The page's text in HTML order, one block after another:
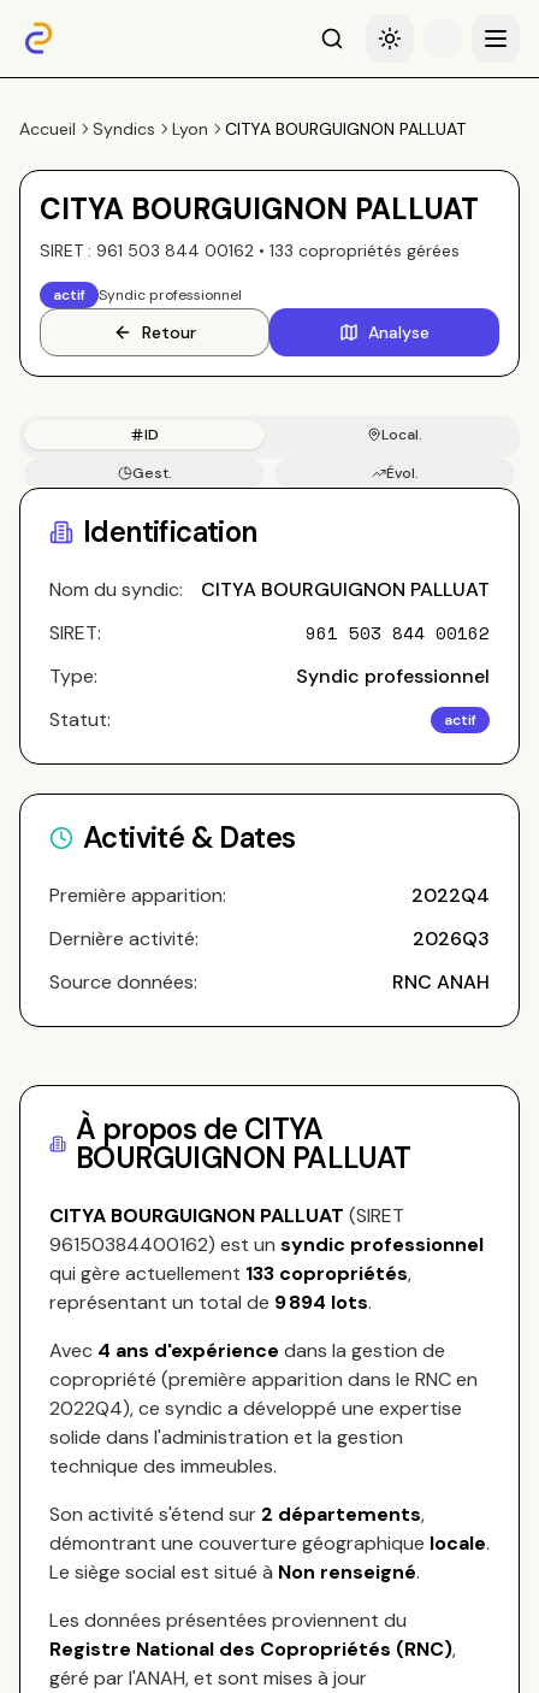
RechercheBasculer le thème
Menu
Accueil Syndics Lyon CITYA BOURGUIGNON PALLUAT
CITYA BOURGUIGNON PALLUAT
SIRET : 961 503 844 00162 • 133 copropriétés gérées
actif Syndic professionnel
Retour Analyse
ID
Local.
Gest.
Évol.
Identification
Nom du syndic:
CITYA BOURGUIGNON PALLUAT
SIRET:
961 503 844 00162
Type:
Syndic professionnel
Statut:
actif
Activité & Dates
Première apparition:
2022Q4
Dernière activité:
2026Q3
Source données:
RNC ANAH
À propos de CITYA
BOURGUIGNON PALLUAT
CITYA BOURGUIGNON PALLUAT (SIRET
96150384400162) est un syndic professionnel
qui gère actuellement 133 copropriétés,
représentant un total de 9 894 lots.
Avec 4 ans d'expérience dans la gestion de
copropriété (première apparition dans le RNC en
2022Q4), ce syndic a développé une expertise
solide dans l'administration et la gestion
technique des immeubles.
Son activité s'étend sur 2 départements,
démontrant une couverture géographique locale.
Le siège social est situé à Non renseigné.
Les données présentées proviennent du
Registre National des Copropriétés (RNC),
géré par l'ANAH, et sont mises à jour